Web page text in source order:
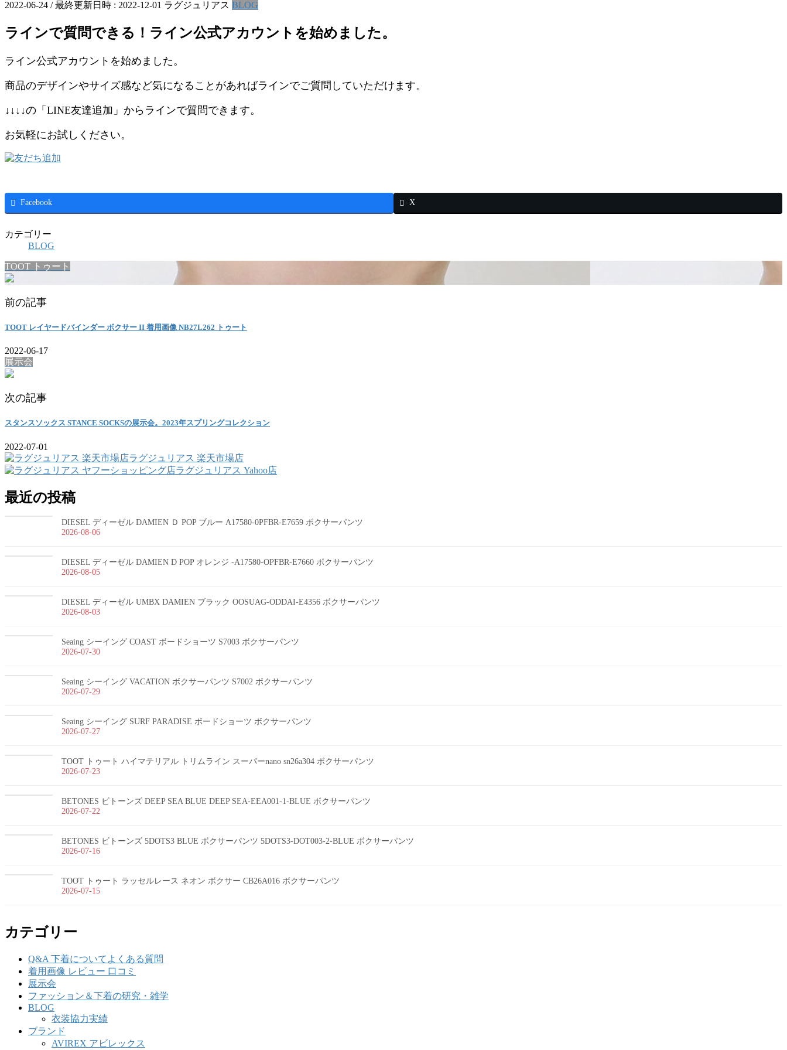
2022-06-24 / 最終更新日時 : 2022-12-01 ラグジュリアス BLOG
ラインで質問できる！ライン公式アカウントを始めました。
ライン公式アカウントを始めました。
商品のデザインやサイズ感など気になることがあればラインでご質問していただけます。
↓↓↓↓の「LINE友達追加」からラインで質問できます。
お気軽にお試しください。
Facebook X
カテゴリー
BLOG
TOOT トゥート
前の記事
TOOT レイヤードバインダー ボクサー II 着用画像 NB27L262 トゥート
2022-06-17
展示会
次の記事
スタンスソックス STANCE SOCKSの展示会。2023年スプリングコレクション
2022-07-01
ラグジュリアス 楽天市場店
ラグジュリアス Yahoo店
最近の投稿
DIESEL ディーゼル DAMIEN Ｄ POP ブルー A17580-0PFBR-E7659 ボクサーパンツ
2026-08-06
DIESEL ディーゼル DAMIEN D POP オレンジ -A17580-OPFBR-E7660 ボクサーパンツ
2026-08-05
DIESEL ディーゼル UMBX DAMIEN ブラック OOSUAG-ODDAI-E4356 ボクサーパンツ
2026-08-03
Seaing シーイング COAST ボードショーツ S7003 ボクサーパンツ
2026-07-30
Seaing シーイング VACATION ボクサーパンツ S7002 ボクサーパンツ
2026-07-29
Seaing シーイング SURF PARADISE ボードショーツ ボクサーパンツ
2026-07-27
TOOT トゥート ハイマテリアル トリムライン スーパーnano sn26a304 ボクサーパンツ
2026-07-23
BETONES ビトーンズ DEEP SEA BLUE DEEP SEA-EEA001-1-BLUE ボクサーパンツ
2026-07-22
BETONES ビトーンズ 5DOTS3 BLUE ボクサーパンツ 5DOTS3-DOT003-2-BLUE ボクサーパンツ
2026-07-16
TOOT トゥート ラッセルレース ネオン ボクサー CB26A016 ボクサーパンツ
2026-07-15
カテゴリー
Q&A 下着についてよくある質問
着用画像 レビュー 口コミ
展示会
ファッション＆下着の研究・雑学
BLOG
衣装協力実績
ブランド
AVIREX アビレックス